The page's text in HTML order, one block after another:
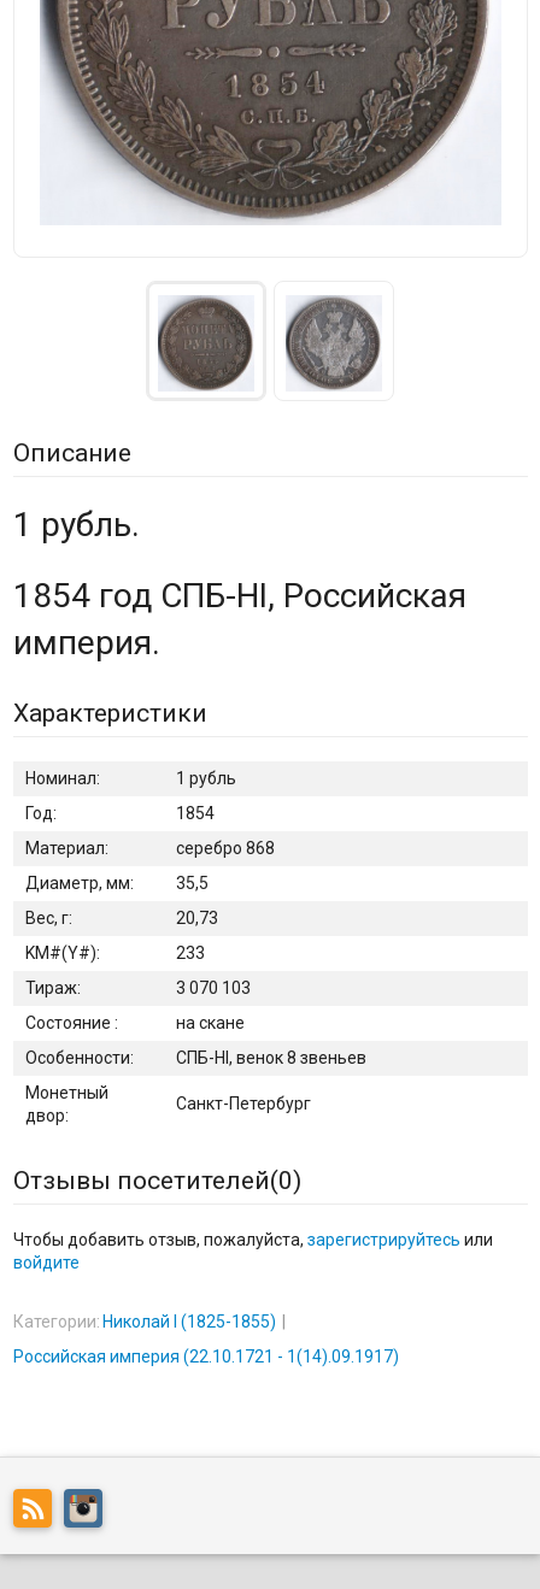
Описание
1 рубль.
1854 год СПБ-НI, Российская
империя.
Характеристики
Номинал:
1 рубль
Год:
1854
Материал:
серебро 868
Диаметр, мм:
35,5
Вес, г:
20,73
KM#(Y#):
233
Тираж:
3 070 103
Состояние :
на скане
Особенности:
СПБ-НI, венок 8 звеньев
Монетный
двор:
Санкт-Петербург
Отзывы посетителей(0)
Чтобы добавить отзыв, пожалуйста, зарегистрируйтесь или
войдите
Категории: Николай I (1825-1855)
Российская империя (22.10.1721 - 1(14).09.1917)